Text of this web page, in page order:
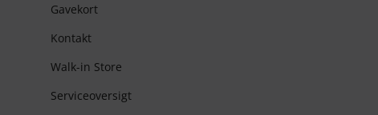
Gavekort
Kontakt
Walk-in Store
Serviceoversigt